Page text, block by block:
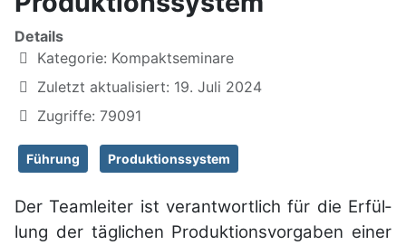
Details
Kategorie: Kompaktseminare
Zuletzt aktualisiert: 19. Juli 2024
Zugriffe: 79091
Führung Produktionssystem
Der Teamleiter ist verant­wortlich für die Erfül­
lung der täglichen Produktions­vorgaben einer